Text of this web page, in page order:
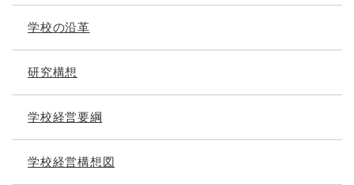
学校の沿革
研究構想
学校経営要綱
学校経営構想図